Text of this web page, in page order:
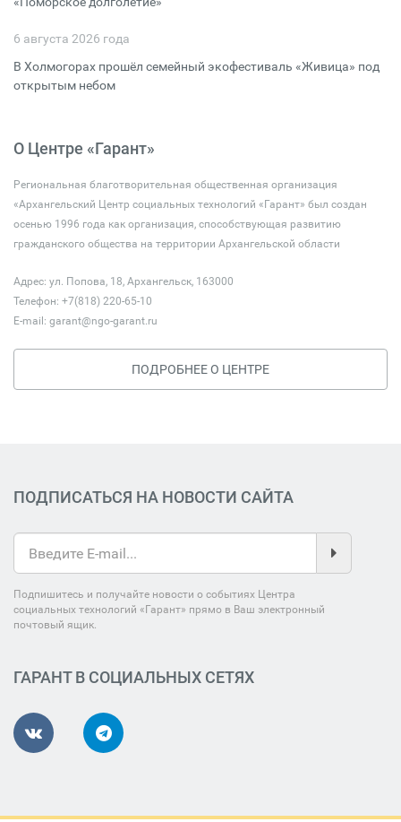
6 августа 2026 года
В Холмогорах прошёл семейный экофестиваль «Живица» под
открытым небом
О Центре «Гарант»
Региональная благотворительная общественная организация
«Архангельский Центр социальных технологий «Гарант» был создан
осенью 1996 года как организация, способствующая развитию
гражданского общества на территории Архангельской области
Адрес: ул. Попова, 18, Архангельск, 163000
Телефон: +7(818) 220-65-10
E-mail: garant@ngo-garant.ru
ПОДРОБНЕЕ О ЦЕНТРЕ
ПОДПИСАТЬСЯ НА НОВОСТИ САЙТА
Подпишитесь и получайте новости о событиях Центра
социальных технологий «Гарант» прямо в Ваш электронный
почтовый ящик.
ГАРАНТ В СОЦИАЛЬНЫХ СЕТЯХ